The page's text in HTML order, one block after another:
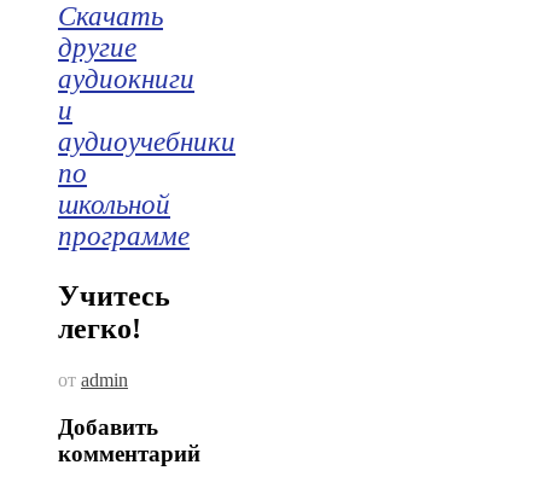
Скачать
другие
аудиокниги
и
аудиоучебники
по
школьной
программе
Учитесь
легко!
от admin
Добавить
комментарий